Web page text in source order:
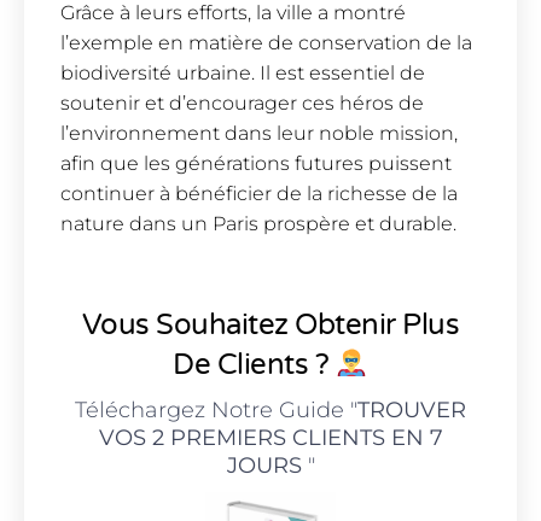
Grâce à leurs efforts, la ville a montré
l’exemple en matière de conservation de la
biodiversité urbaine. Il est essentiel de
soutenir et d’encourager ces héros de
l’environnement dans leur noble mission,
afin que les générations futures puissent
continuer à bénéficier de la richesse de la
nature dans un Paris prospère et durable.
Vous Souhaitez Obtenir Plus
De Clients ?
Téléchargez Notre Guide "TROUVER
VOS 2 PREMIERS CLIENTS EN 7
JOURS"